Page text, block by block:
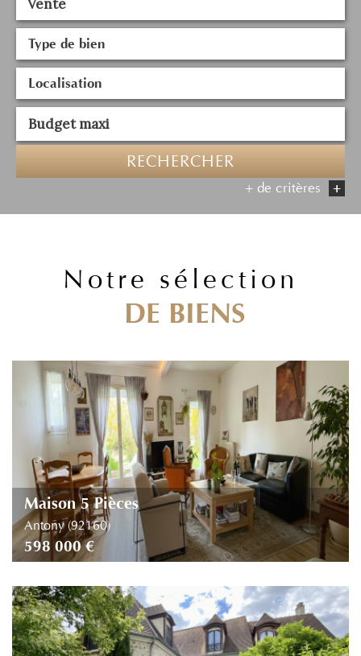
Vente
Piscine Parking Terrasse
RECHERCHER
+ de critères +
notre sélection
DE BIENS
Maison 5 Pièces
Antony (92160)
598 000 €